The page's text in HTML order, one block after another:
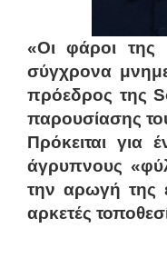
«Οι φάροι της
σύγχρονα
πρόεδρος της
παρουσίασης
Πρόκειται για
άγρυπνους
την αρωγή της
αρκετές